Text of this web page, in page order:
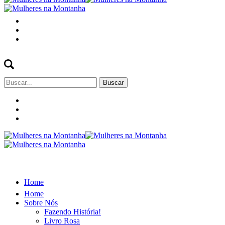
Buscar
por:
Home
Home
Sobre Nós
Fazendo História!
Livro Rosa